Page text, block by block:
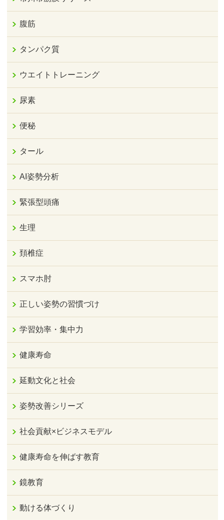
腹筋
タンパク質
ウエイトトレーニング
尿素
便秘
タール
AI姿勢分析
緊張型頭痛
生理
頚椎症
スマホ肘
正しい姿勢の習慣づけ
学習効率・集中力
健康寿命
延動文化と社会
姿勢改善シリーズ
社会貢献×ビジネスモデル
健康寿命を伸ばす教育
鏡教育
動ける体づくり